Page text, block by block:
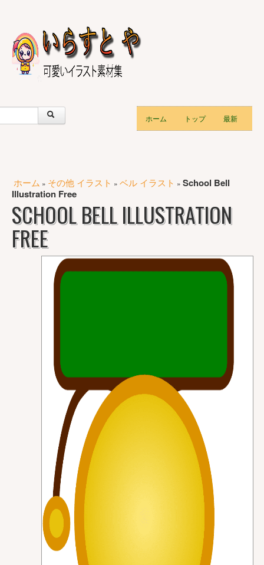
ホーム トップ 最新
ホーム » その他 イラスト » ベル イラスト » School Bell
Illustration Free
SCHOOL BELL ILLUSTRATION
FREE